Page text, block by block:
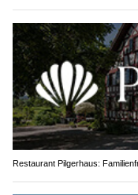
Restaurant Pilgerhaus: